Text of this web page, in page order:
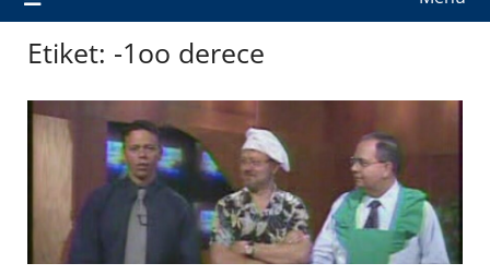
Etiket: -1oo derece